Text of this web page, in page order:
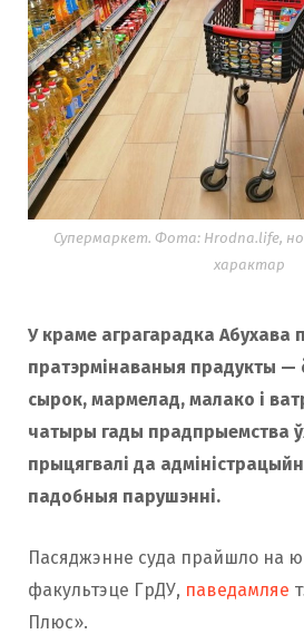
Супермаркет. Фота: Hrodna.life,
характар
У краме аграгарадка Абухава
пратэрмінаваныя прадукты —
сырок, мармелад, малако і
чатыры гады прадпрыемства
прыцягвалі да
падобныя парушэнні.
Пасяджэнне суда прайшло на
факультэце ГрДУ, паведамляе
Плюс».